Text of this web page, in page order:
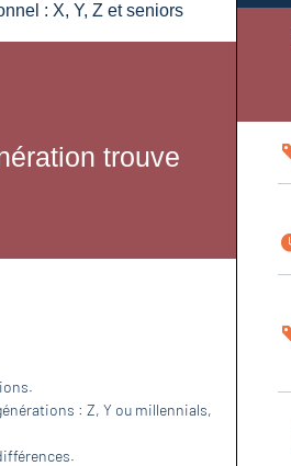
: X, Y, Z et seniors
trouve
: Z, Y ou millennials,